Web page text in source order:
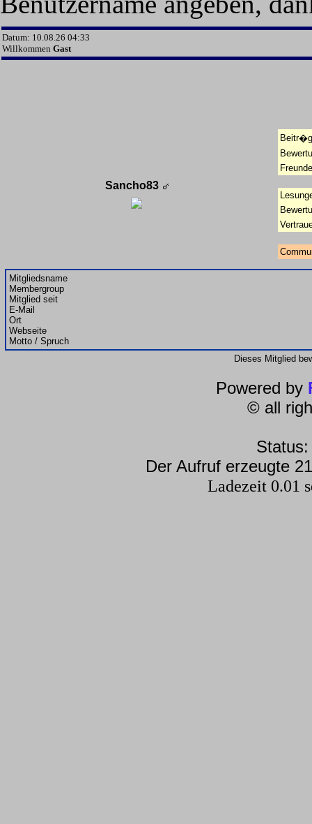
Datum: 10.08.26 04:33
Willkommen Gast
Sancho83
Mitgliedsname
Membergroup
Mitglied seit
E-Mail
Ort
Webseite
Motto / Spruch
Dieses Mitglied
Powered by
© all
Der Aufruf erzeugte
Ladezeit 0.01